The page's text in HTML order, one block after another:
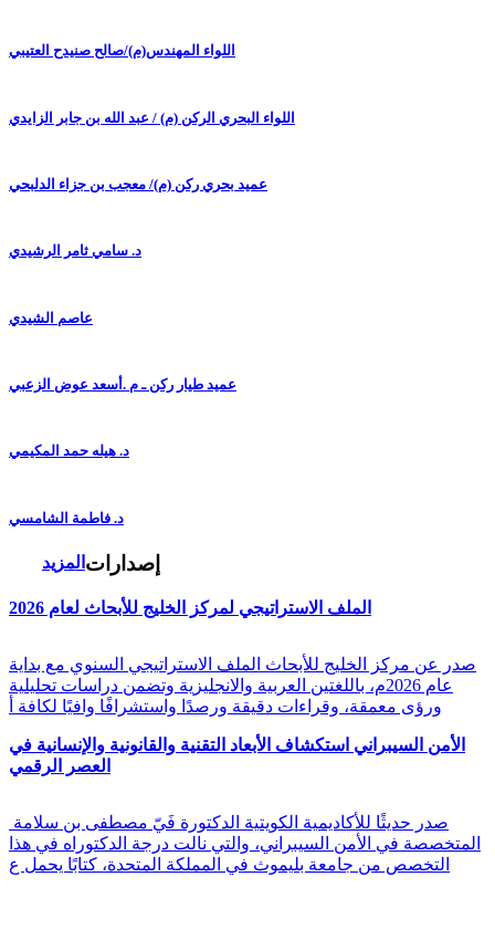
اللواء المهندس(م)/صالح صنيدح العتيبي
اللواء البحري الركن (م) / عبد الله بن جابر الزايدي
عميد بحري ركن (م)/ معجب بن جزاء الدلبحي
د. سامي ثامر الرشيدي
عاصم الشيدي
عميد طيار ركن ـ م .أسعد عوض الزعبي
د. هيله حمد المكيمي
د. فاطمة الشامسي
المزيد إصدارات
الملف الاستراتيجي لمركز الخليج للأبحاث لعام 2026
صدر عن مركز الخليج للأبحاث الملف الاستراتيجي السنوي مع بداية
عام 2026م، باللغتين العربية والانجليزية وتضمن دراسات تحليلية
ورؤى معمقة، وقراءات دقيقة ورصدًا واستشرافًا وافيًا لكافة أ
الأمن السيبراني استكشاف الأبعاد التقنية والقانونية والإنسانية في
العصر الرقمي
المتخصصة في الأمن السيبراني، والتي نالت درجة الدكتوراه في هذا
التخصص من جامعة بليموث في المملكة المتحدة، كتابًا يحمل ع